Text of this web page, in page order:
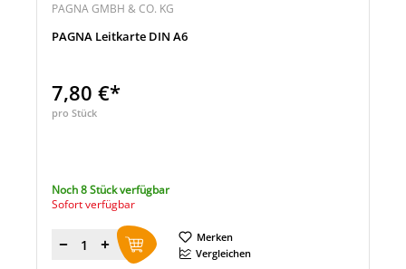
PAGNA GMBH & CO. KG
PAGNA Leitkarte DIN A6
7,80 €*
pro Stück
Noch 8 Stück verfügbar
Sofort verfügbar
Menge
Merken
Vergleichen